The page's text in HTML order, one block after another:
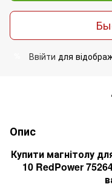
Ввійти для
Опис
Купити магнітолу
10 RedPower